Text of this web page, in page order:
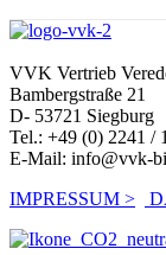
VVK Vertrieb
Bambergstraße 21
D- 53721 Siegburg
Tel.: +49 (0) 2241 /
E-Mail: info@vvk-
IMPRESSUM >